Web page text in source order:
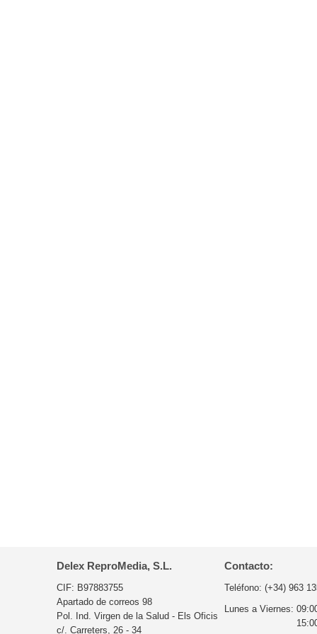
Delex ReproMedia, S.L.
CIF: B97883755
Apartado de correos 98
Pol. Ind. Virgen de la Salud - Els Oficis
c/. Carreters, 26 - 34
Contacto:
Teléfono: (+34) 963
Lunes a Viernes: